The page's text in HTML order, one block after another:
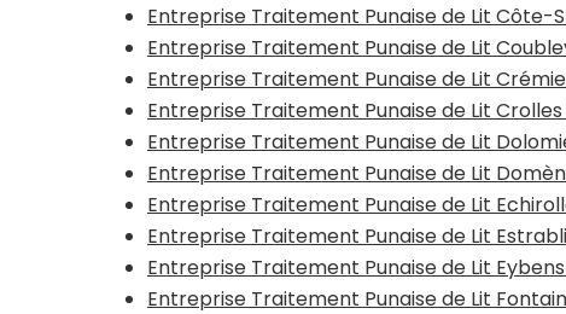
Entreprise Traitement Punaise de Lit Côte-
Entreprise Traitement Punaise de Lit
Entreprise Traitement Punaise de Lit
Entreprise Traitement Punaise de Lit Crolles
Entreprise Traitement Punaise de Lit
Entreprise Traitement Punaise de Lit
Entreprise Traitement Punaise de Lit
Entreprise Traitement Punaise de Lit
Entreprise Traitement Punaise de Lit
Entreprise Traitement Punaise de Lit